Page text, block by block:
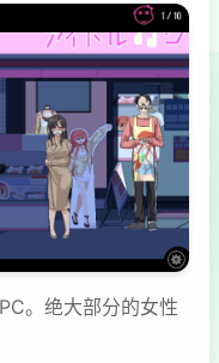
。绝大部分的女性